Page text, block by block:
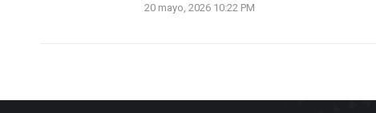
20 mayo, 2026 10:22 PM